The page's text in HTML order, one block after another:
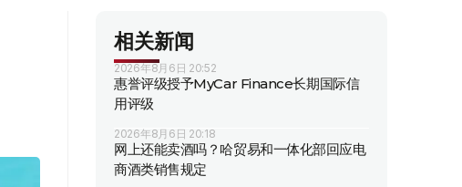
相关新闻
2026年8月6日 20:52
惠誉评级授予MyCar Finance长期国际信
用评级
2026年8月6日 20:18
网上还能卖酒吗？哈贸易和一体化部回应电
商酒类销售规定